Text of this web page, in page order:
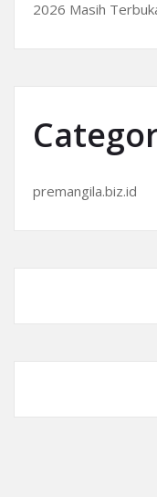
2026 Masih
premangila.biz.id